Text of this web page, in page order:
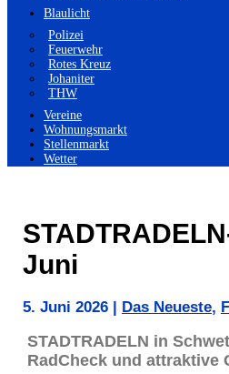
Blaulicht
Polizei
Feuerwehr
Rotes Kreuz
Johaniter
THW
Vereine
Wohnungsmarkt
Stellenmarkt
Wetter
Juni
5. Juni 2026 Das Neueste,
STADTRADELN in
RadCheck und attraktive